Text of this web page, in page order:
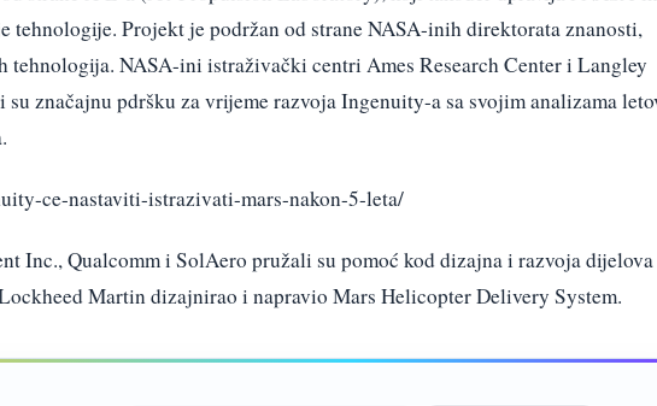
tehnologije. Projekt je podržan od strane NASA-inih direktorata znanosti,
tehnologija. NASA-ini istraživački centri Ames Research Center i Langley
su značajnu pdršku za vrijeme razvoja Ingenuity-a sa svojim analizama
ce-nastaviti-istrazivati-mars-nakon-5-leta/
Inc., Qualcomm i SolAero pružali su pomoć kod dizajna i razvoja dijelova
Martin dizajnirao i napravio Mars Helicopter Delivery System.